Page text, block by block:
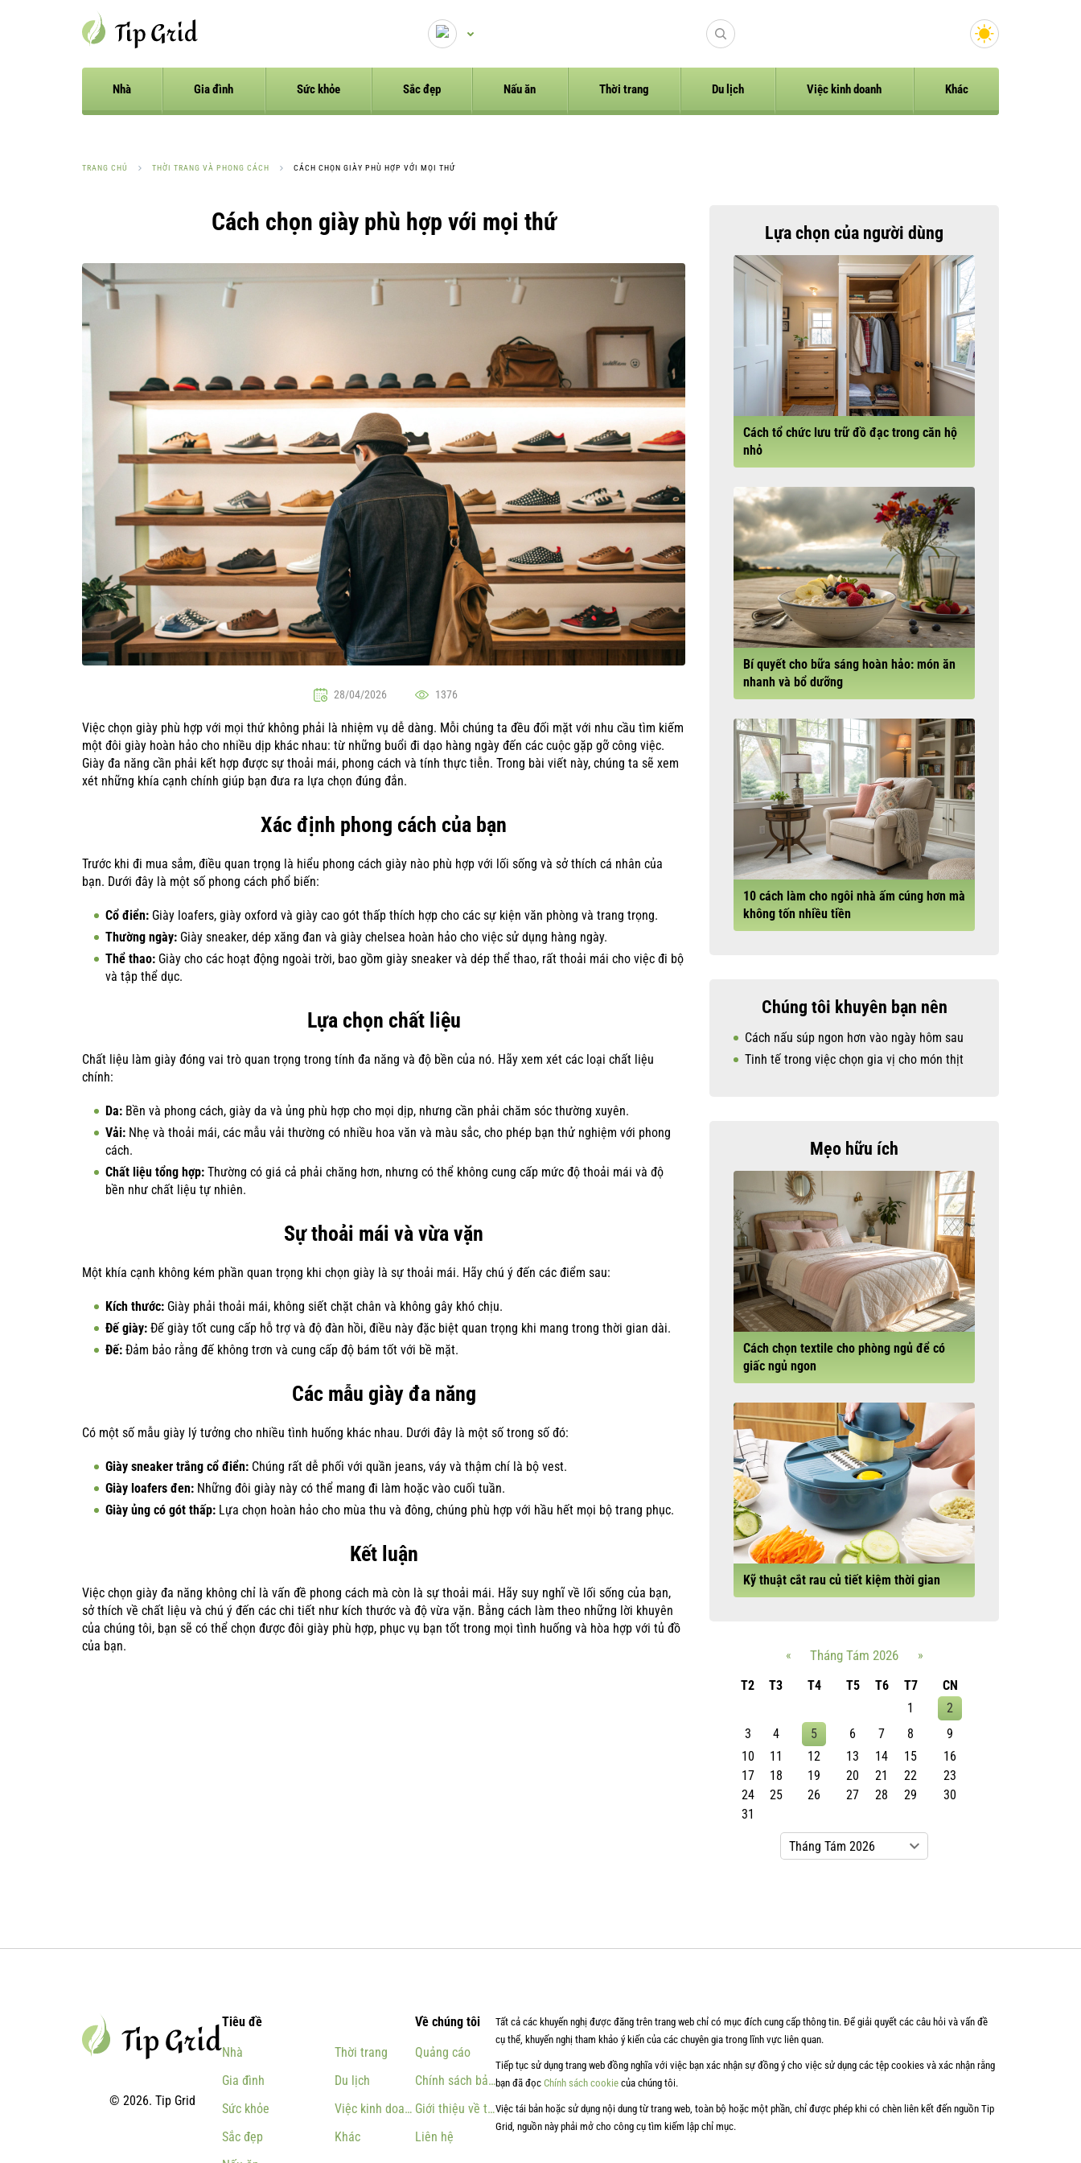
Nhà Gia đình Sức khỏe Sắc đẹp Nấu ăn Thời trang Du lịch Việc kinh doanh Khác
TRANG CHỦ THỜI TRANG VÀ PHONG CÁCH CÁCH CHỌN GIÀY PHÙ HỢP VỚI MỌI THỨ
Cách chọn giày phù hợp với mọi thứ
28/04/2026 1376
Việc chọn giày phù hợp với mọi thứ không phải là nhiệm vụ dễ dàng. Mỗi chúng ta đều đối mặt với nhu cầu tìm kiếm
một đôi giày hoàn hảo cho nhiều dịp khác nhau: từ những buổi đi dạo hàng ngày đến các cuộc gặp gỡ công việc.
Giày đa năng cần phải kết hợp được sự thoải mái, phong cách và tính thực tiễn. Trong bài viết này, chúng ta sẽ xem
xét những khía cạnh chính giúp bạn đưa ra lựa chọn đúng đắn.
Xác định phong cách của bạn
Trước khi đi mua sắm, điều quan trọng là hiểu phong cách giày nào phù hợp với lối sống và sở thích cá nhân của
bạn. Dưới đây là một số phong cách phổ biến:
Cổ điển: Giày loafers, giày oxford và giày cao gót thấp thích hợp cho các sự kiện văn phòng và trang trọng.
Thường ngày: Giày sneaker, dép xăng đan và giày chelsea hoàn hảo cho việc sử dụng hàng ngày.
Thể thao: Giày cho các hoạt động ngoài trời, bao gồm giày sneaker và dép thể thao, rất thoải mái cho việc đi bộ
và tập thể dục.
Lựa chọn chất liệu
Chất liệu làm giày đóng vai trò quan trọng trong tính đa năng và độ bền của nó. Hãy xem xét các loại chất liệu
chính:
Da: Bền và phong cách, giày da và ủng phù hợp cho mọi dịp, nhưng cần phải chăm sóc thường xuyên.
Vải: Nhẹ và thoải mái, các mẫu vải thường có nhiều hoa văn và màu sắc, cho phép bạn thử nghiệm với phong
cách.
Chất liệu tổng hợp: Thường có giá cả phải chăng hơn, nhưng có thể không cung cấp mức độ thoải mái và độ
bền như chất liệu tự nhiên.
Sự thoải mái và vừa vặn
Một khía cạnh không kém phần quan trọng khi chọn giày là sự thoải mái. Hãy chú ý đến các điểm sau:
Kích thước: Giày phải thoải mái, không siết chặt chân và không gây khó chịu.
Đế giày: Đế giày tốt cung cấp hỗ trợ và độ đàn hồi, điều này đặc biệt quan trọng khi mang trong thời gian dài.
Đế: Đảm bảo rằng đế không trơn và cung cấp độ bám tốt với bề mặt.
Các mẫu giày đa năng
Có một số mẫu giày lý tưởng cho nhiều tình huống khác nhau. Dưới đây là một số trong số đó:
Giày sneaker trắng cổ điển: Chúng rất dễ phối với quần jeans, váy và thậm chí là bộ vest.
Giày loafers đen: Những đôi giày này có thể mang đi làm hoặc vào cuối tuần.
Giày ủng có gót thấp: Lựa chọn hoàn hảo cho mùa thu và đông, chúng phù hợp với hầu hết mọi bộ trang phục.
Kết luận
Việc chọn giày đa năng không chỉ là vấn đề phong cách mà còn là sự thoải mái. Hãy suy nghĩ về lối sống của bạn,
sở thích về chất liệu và chú ý đến các chi tiết như kích thước và độ vừa vặn. Bằng cách làm theo những lời khuyên
của chúng tôi, bạn sẽ có thể chọn được đôi giày phù hợp, phục vụ bạn tốt trong mọi tình huống và hòa hợp với tủ đồ
của bạn.
Lựa chọn của người dùng
Cách tổ chức lưu trữ đồ đạc trong căn hộ
nhỏ
Bí quyết cho bữa sáng hoàn hảo: món ăn
nhanh và bổ dưỡng
10 cách làm cho ngôi nhà ấm cúng hơn mà
không tốn nhiều tiền
Chúng tôi khuyên bạn nên
Cách nấu súp ngon hơn vào ngày hôm sau
Tinh tế trong việc chọn gia vị cho món thịt
Mẹo hữu ích
Cách chọn textile cho phòng ngủ để có
giấc ngủ ngon
Kỹ thuật cắt rau củ tiết kiệm thời gian
« Tháng Tám 2026
»
T2
T3 T4 T5 T6 T7
CN
1
2
3
4 5 6 7 8
9
10
11 12 13 14 15
16
17
18 19 20 21 22
23
24
25 26 27 28 29
30
31
© 2026. Tip Grid
Tiêu đề
Nhà
Gia đình
Sức khỏe
Sắc đẹp
Thời trang
Du lịch
Việc kinh doanh
Khác
Về chúng tôi
Quảng cáo
Chính sách bảo mật
Giới thiệu về trang web
Liên hệ
Tất cả các khuyến nghị được đăng trên trang web chỉ có mục đích cung cấp thông tin. Để giải quyết các câu hỏi và vấn đề
cụ thể, khuyến nghị tham khảo ý kiến của các chuyên gia trong lĩnh vực liên quan.
Tiếp tục sử dụng trang web đồng nghĩa với việc bạn xác nhận sự đồng ý cho việc sử dụng các tệp cookies và xác nhận rằng
bạn đã đọc Chính sách cookie của chúng tôi.
Việc tái bản hoặc sử dụng nội dung từ trang web, toàn bộ hoặc một phần, chỉ được phép khi có chèn liên kết đến nguồn Tip
Grid, nguồn này phải mở cho công cụ tìm kiếm lập chỉ mục.